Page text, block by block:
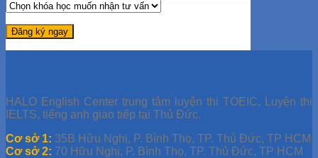
HALO English Center trung tâm luyện thi TOEIC, Luyện thi
IELTS, tiếng anh giao tiếp tại Thủ Đức.
Cơ sở 1: 35B Hữu Nghị, P. Bình Thọ, TP. Thủ Đức, TP HCM
Cơ sở 2: 70 Hữu Nghị, P. Bình Thọ, TP. Thủ Đức, TP HCM